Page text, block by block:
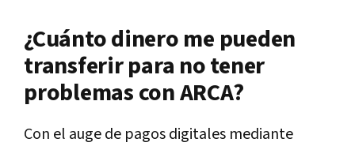
¿Cuánto dinero me pueden
transferir para no tener
problemas con ARCA?
Con el auge de pagos digitales mediante